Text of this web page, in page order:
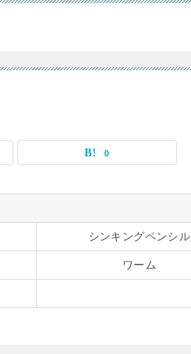
0
シンキングペンシル
ワーム